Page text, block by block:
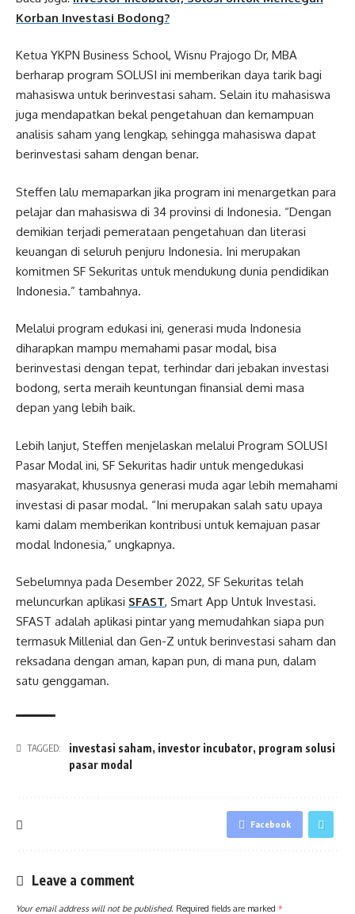
Korban Investasi Bodong?
Ketua YKPN Business School, Wisnu Prajogo Dr, MBA
berharap program SOLUSI ini memberikan daya tarik bagi
mahasiswa untuk berinvestasi saham. Selain itu mahasiswa
juga mendapatkan bekal pengetahuan dan kemampuan
analisis saham yang lengkap, sehingga mahasiswa dapat
berinvestasi saham dengan benar.
Steffen lalu memaparkan jika program ini menargetkan para
pelajar dan mahasiswa di 34 provinsi di Indonesia. “Dengan
demikian terjadi pemerataan pengetahuan dan literasi
keuangan di seluruh penjuru Indonesia. Ini merupakan
komitmen SF Sekuritas untuk mendukung dunia pendidikan
Indonesia.” tambahnya.
Melalui program edukasi ini, generasi muda Indonesia
diharapkan mampu memahami pasar modal, bisa
berinvestasi dengan tepat, terhindar dari jebakan investasi
bodong, serta meraih keuntungan finansial demi masa
depan yang lebih baik.
Lebih lanjut, Steffen menjelaskan melalui Program SOLUSI
Pasar Modal ini, SF Sekuritas hadir untuk mengedukasi
masyarakat, khususnya generasi muda agar lebih memahami
investasi di pasar modal. “Ini merupakan salah satu upaya
kami dalam memberikan kontribusi untuk kemajuan pasar
modal Indonesia,” ungkapnya.
Sebelumnya pada Desember 2022, SF Sekuritas telah
meluncurkan aplikasi SFAST, Smart App Untuk Investasi.
SFAST adalah aplikasi pintar yang memudahkan siapa pun
termasuk Millenial dan Gen-Z untuk berinvestasi saham dan
reksadana dengan aman, kapan pun, di mana pun, dalam
satu genggaman.
TAGGED: investasi saham, investor incubator, program solusi
pasar modal
Facebook
Leave a comment
Your email address will not be published. Required fields are marked *